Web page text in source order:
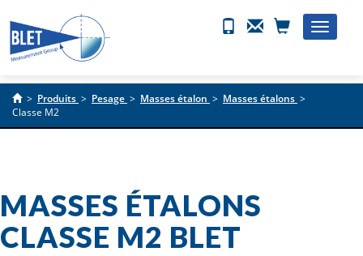
Toggle
> Produits > Pesage > Masses étalon > Masses étalons >
Classe M2
MASSES ÉTALONS
CLASSE M2 BLET